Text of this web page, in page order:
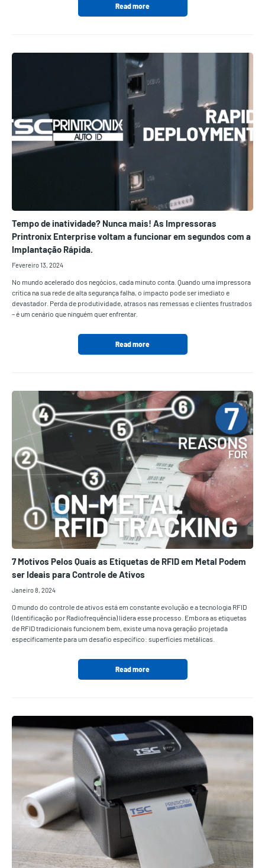
Read more
Tempo de inatividade? Nunca mais! As Impressoras
Printronix Enterprise voltam a funcionar em segundos com a
Implantação Rápida.
Fevereiro 13, 2024
No mundo acelerado dos negócios, cada minuto conta. Quando uma impressora
crítica na sua rede de alta segurança falha, o impacto pode ser imediato e
devastador. Perda de produtividade, atrasos nas remessas e clientes frustrados
– é um cenário que ninguém quer enfrentar.
Read more
7 Motivos Pelos Quais as Etiquetas de RFID em Metal Podem
ser Ideais para Controle de Ativos
Janeiro 8, 2024
O mundo do controle de ativos está em constante evolução e a tecnologia RFID
(Identificação por Radiofrequência) lidera esse processo. Embora as etiquetas
de RFID tradicionais funcionem bem, existe uma nova geração projetada
especificamente para um desafio específico: superfícies metálicas.
Read more